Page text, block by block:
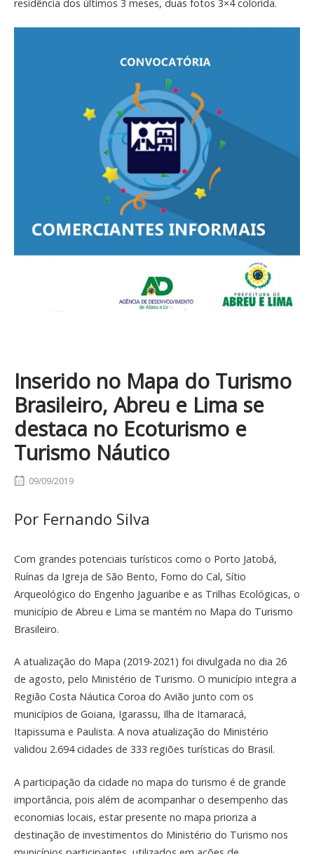
residência dos últimos 3 meses, duas fotos 3×4 colorida.
Inserido no Mapa do Turismo
Brasileiro, Abreu e Lima se
destaca no Ecoturismo e
Turismo Náutico
09/09/2019
Por Fernando Silva
Com grandes potenciais turísticos como o Porto Jatobá,
Ruínas da Igreja de São Bento, Forno do Cal, Sítio
Arqueológico do Engenho Jaguaribe e as Trilhas Ecológicas, o
município de Abreu e Lima se mantém no Mapa do Turismo
Brasileiro.
A atualização do Mapa (2019-2021) foi divulgada no dia 26
de agosto, pelo Ministério de Turismo. O município integra a
Região Costa Náutica Coroa do Avião junto com os
municípios de Goiana, Igarassu, Ilha de Itamaracá,
Itapissuma e Paulista. A nova atualização do Ministério
validou 2.694 cidades de 333 regiões turísticas do Brasil.
A participação da cidade no mapa do turismo é de grande
importância, pois além de acompanhar o desempenho das
economias locais, estar presente no mapa prioriza a
destinação de investimentos do Ministério do Turismo nos